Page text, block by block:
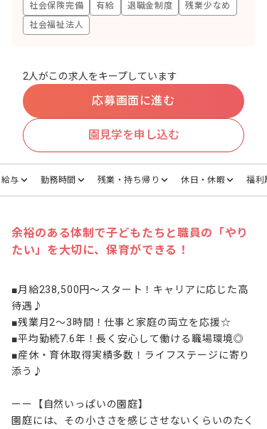
社会保険完備
有給 退職金制度
残業少なめ
社会福祉法人
2人がこの求人をキープしています
応募画面に進む
園見学を申し込む
給与 勤務時間 残業・持ち帰り 休日・休暇 福利
余裕のある体制で子どもたちと職員の「やり
たい」を大切に、保育ができる！
■月給238,500円～スタート！キャリアに応じた高
待遇♪
■残業月2～3時間！仕事と家庭の両立を応援☆
■平均勤続7.6年！長く安心して働ける職場環境◎
■産休・育休取得実績多数！ライフステージに寄り
添う♪
ーー【自然いっぱいの園庭】
園庭には、その小ささを感じさせないくらいのたく